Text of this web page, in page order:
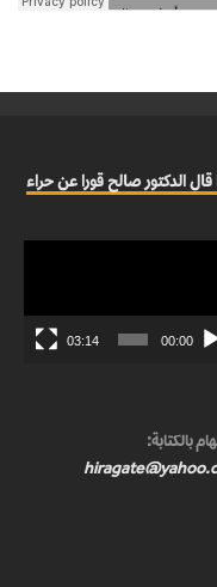
قال الدكتور صالح قورا عن حراء
00:00
03:14
بالكتابة: